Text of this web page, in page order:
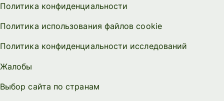
Политика конфиденциальности
Политика использования файлов cookie
Политика конфиденциальности исследований
Жалобы
Выбор сайта по странам